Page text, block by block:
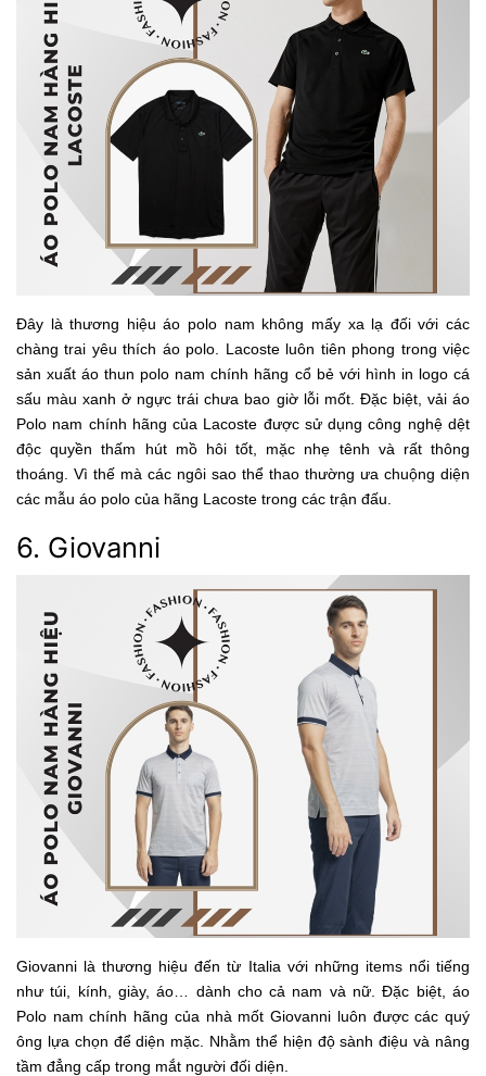
Đây là thương hiệu áo polo nam không mấy xa lạ đối với các
chàng trai yêu thích áo polo. Lacoste luôn tiên phong trong việc
sản xuất áo thun polo nam chính hãng cổ bẻ với hình in logo cá
sấu màu xanh ở ngực trái chưa bao giờ lỗi mốt. Đặc biệt, vải áo
Polo nam chính hãng của Lacoste được sử dụng công nghệ dệt
độc quyền thấm hút mồ hôi tốt, mặc nhẹ tênh và rất thông
thoáng. Vì thế mà các ngôi sao thể thao thường ưa chuộng diện
các mẫu áo polo của hãng Lacoste trong các trận đấu.
6. Giovanni
Giovanni là thương hiệu đến từ Italia với những items nổi tiếng
như túi, kính, giày, áo… dành cho cả nam và nữ. Đặc biệt, áo
Polo nam chính hãng của nhà mốt Giovanni luôn được các quý
ông lựa chọn để diện mặc. Nhằm thể hiện độ sành điệu và nâng
tầm đẳng cấp trong mắt người đối diện.